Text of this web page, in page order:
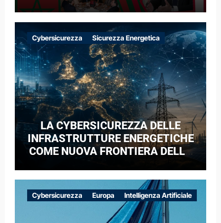
Cybersicurezza Sicurezza Energetica
LA CYBERSICUREZZA DELLE
INFRASTRUTTURE ENERGETICHE
COME NUOVA FRONTIERA DELLA
CASO DELLE RETI ELETTRICHE
EUROPEE NEL CONTESTO DELLA
GUERRA IBRIDA
Cybersicurezza Europa Intelligenza Artificiale